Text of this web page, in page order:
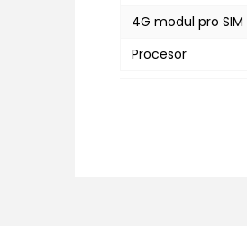
4G modul pro
Procesor